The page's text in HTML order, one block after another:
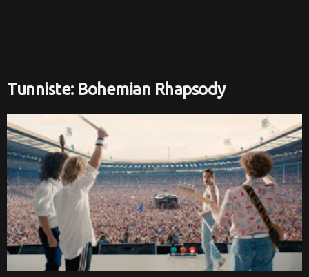
Tunniste: Bohemian Rhapsody